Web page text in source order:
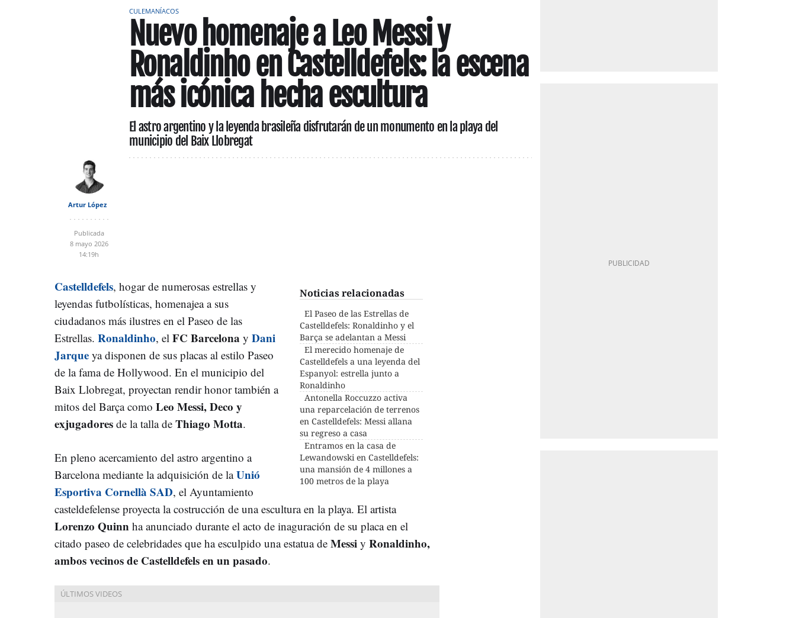
CULEMANÍACOS
Nuevo homenaje a Leo Messi y
Ronaldinho en Castelldefels: la escena
más icónica hecha escultura
El astro argentino y la leyenda brasileña disfrutarán de un monumento en la playa del
municipio del Baix Llobregat
Artur López
Publicada
8 mayo 2026
14:19h
Noticias relacionadas
El Paseo de las Estrellas de
Castelldefels: Ronaldinho y el
Barça se adelantan a Messi
El merecido homenaje de
Castelldefels a una leyenda del
Espanyol: estrella junto a
Ronaldinho
Antonella Roccuzzo activa
una reparcelación de terrenos
en Castelldefels: Messi allana
su regreso a casa
Entramos en la casa de
Lewandowski en Castelldefels:
una mansión de 4 millones a
100 metros de la playa
Castelldefels, hogar de numerosas estrellas y
leyendas futbolísticas, homenajea a sus
ciudadanos más ilustres en el Paseo de las
Estrellas. Ronaldinho, el FC Barcelona y Dani
Jarque ya disponen de sus placas al estilo Paseo
de la fama de Hollywood. En el municipio del
Baix Llobregat, proyectan rendir honor también a
mitos del Barça como Leo Messi, Deco y
exjugadores de la talla de Thiago Motta.
En pleno acercamiento del astro argentino a
Barcelona mediante la adquisición de laUnió
Esportiva Cornellà SAD, el Ayuntamiento
casteldefelense proyecta la costrucción de una escultura en la playa. El artista
Lorenzo Quinn ha anunciado durante el acto de inaguración de su placa en el
citado paseo de celebridades que ha esculpido una estatua de Messi y Ronaldinho,
ambos vecinos de Castelldefels en un pasado.